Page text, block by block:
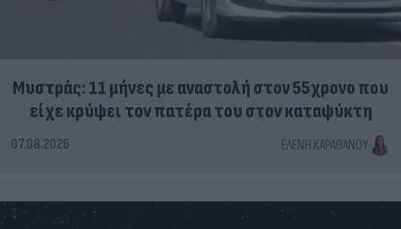
Μυστράς: 11 μήνες με αναστολή στον 55χρονο που
είχε κρύψει τον πατέρα του στον καταψύκτη
07.08.2026 ΕΛΈΝΗ ΚΑΡΑΘΆΝΟΥ